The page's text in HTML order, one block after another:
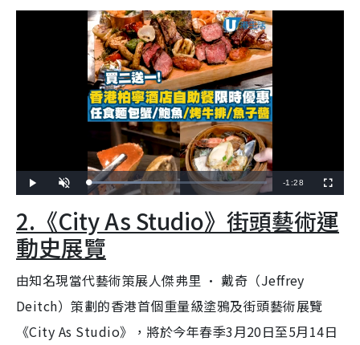
l
n
u
t
e
L
o
e
d
:
5
%
R
m
i
n
i
-1:28
u
s
r
2.《City As Studio》街頭藝術運
動史展覽
由知名現當代藝術策展人傑弗里 · 戴奇（Jeffrey
Deitch）策劃的香港首個重量級塗鴉及街頭藝術展覽
《City As Studio》，將於今年春季3月20日至5月14日